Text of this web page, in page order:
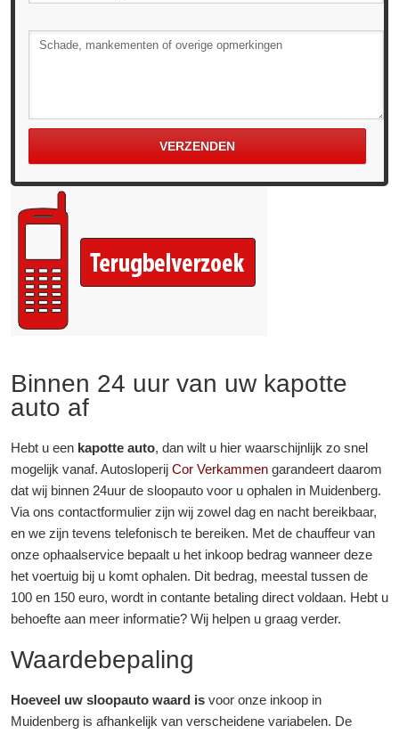
Binnen 24 uur van uw kapotte
auto af
Hebt u een kapotte auto, dan wilt u hier waarschijnlijk zo snel
mogelijk vanaf. Autosloperij Cor Verkammen garandeert daarom
dat wij binnen 24uur de sloopauto voor u ophalen in Muidenberg.
Via ons contactformulier zijn wij zowel dag en nacht bereikbaar,
en we zijn tevens telefonisch te bereiken. Met de chauffeur van
onze ophaalservice bepaalt u het inkoop bedrag wanneer deze
het voertuig bij u komt ophalen. Dit bedrag, meestal tussen de
100 en 150 euro, wordt in contante betaling direct voldaan. Hebt u
behoefte aan meer informatie? Wij helpen u graag verder.
Waardebepaling
Hoeveel uw sloopauto waard is voor onze inkoop in
Muidenberg is afhankelijk van verscheidene variabelen. De